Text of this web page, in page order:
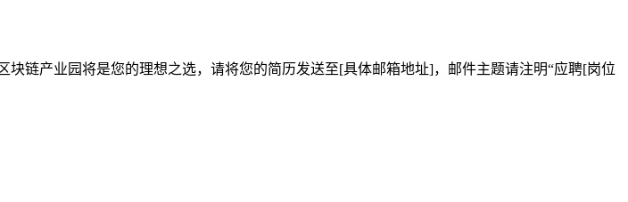
链产业园将是您的理想之选，请将您的简历发送至[具体邮箱地址]，邮件主题请注明“应聘[岗位